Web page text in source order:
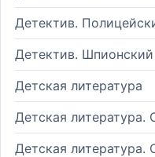
Детектив.
Детектив. Шпионский
Детская литература
Детская литература.
Детская литература.